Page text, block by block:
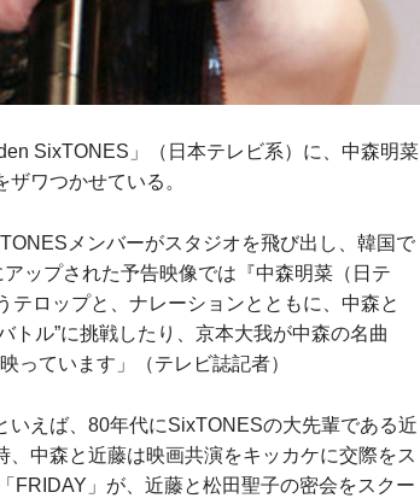
SixTONES」（日本テレビ系）に、中森明菜
ワつかせている。
メンバーがスタジオを飛び出し、韓国で
ップされた予告映像では『中森明菜（日テ
テロップと、ナレーションとともに、中森と
トル”に挑戦したり、京本大我が中森の名曲
っています」（テレビ誌記者）
えば、80年代にSixTONESの大先輩である近
中森と近藤は映画共演をキッカケに交際をス
FRIDAY」が、近藤と松田聖子の密会をスクー